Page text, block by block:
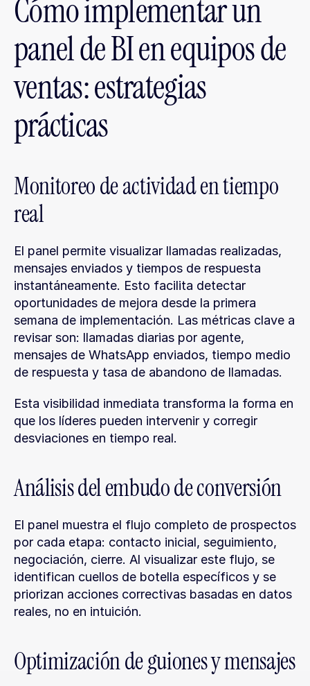
Cómo implementar un
panel de BI en equipos de
ventas: estrategias
prácticas
Monitoreo de actividad en tiempo
real
El panel permite visualizar llamadas realizadas,
mensajes enviados y tiempos de respuesta
instantáneamente. Esto facilita detectar
oportunidades de mejora desde la primera
semana de implementación. Las métricas clave a
revisar son: llamadas diarias por agente,
mensajes de WhatsApp enviados, tiempo medio
de respuesta y tasa de abandono de llamadas.
Esta visibilidad inmediata transforma la forma en
que los líderes pueden intervenir y corregir
desviaciones en tiempo real.
Análisis del embudo de conversión
El panel muestra el flujo completo de prospectos
por cada etapa: contacto inicial, seguimiento,
negociación, cierre. Al visualizar este flujo, se
identifican cuellos de botella específicos y se
priorizan acciones correctivas basadas en datos
reales, no en intuición.
Optimización de guiones y mensajes